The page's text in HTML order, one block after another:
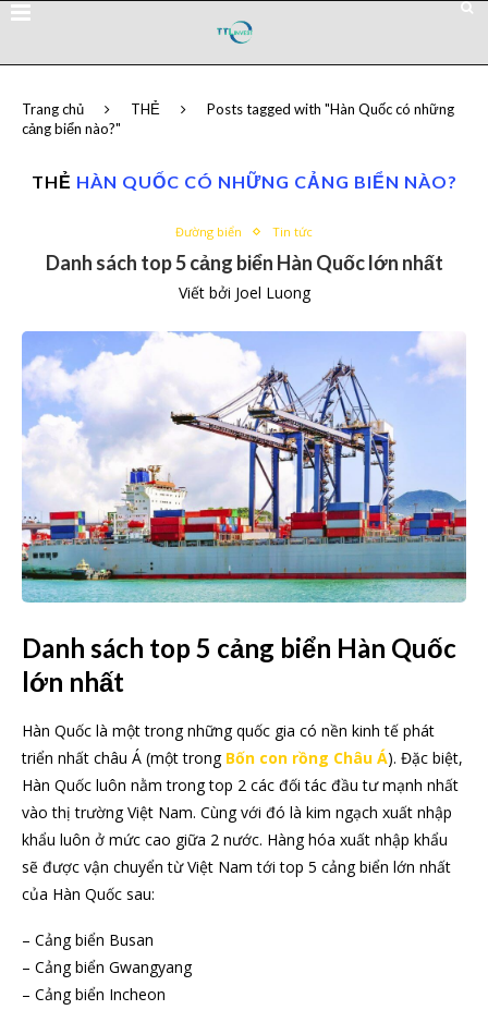
Trang chủ THẺ
Posts tagged with "Hàn Quốc có những
cảng biển nào?"
THẺ HÀN QUỐC CÓ NHỮNG CẢNG BIỂN NÀO?
Đường biển Tin tức
Danh sách top 5 cảng biển Hàn Quốc lớn nhất
Viết bởi Joel Luong
Danh sách top 5 cảng biển Hàn Quốc
lớn nhất
Hàn Quốc là một trong những quốc gia có nền kinh tế phát
triển nhất châu Á (một trong Bốn con rồng Châu Á). Đặc biệt,
Hàn Quốc luôn nằm trong top 2 các đối tác đầu tư mạnh nhất
vào thị trường Việt Nam. Cùng với đó là kim ngạch xuất nhập
khẩu luôn ở mức cao giữa 2 nước. Hàng hóa xuất nhập khẩu
sẽ được vận chuyển từ Việt Nam tới top 5 cảng biển lớn nhất
của Hàn Quốc sau:
– Cảng biển Busan
– Cảng biển Gwangyang
– Cảng biển Incheon